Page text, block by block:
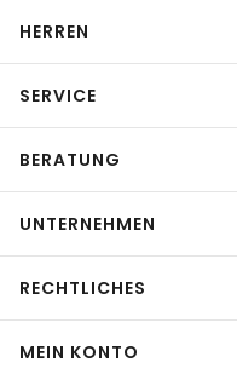
HERREN
SERVICE
BERATUNG
UNTERNEHMEN
RECHTLICHES
MEIN KONTO